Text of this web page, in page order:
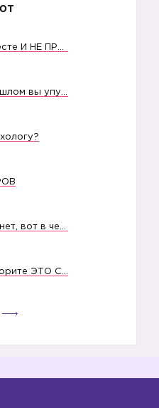
Как пожить вместе И НЕ ПРОЛЕТЕТЬ СО СВАДЬБОЙ
Что если в прошлом вы упустили свое счастье?
Паразитка или нет, вот в чем вопрос?
Никогда не говорите ЭТО СВОЕМУ РЕБЕНКУ